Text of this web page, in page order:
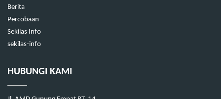
Berita
Percobaan
Sekilas Info
sekilas-info
HUBUNGI KAMI